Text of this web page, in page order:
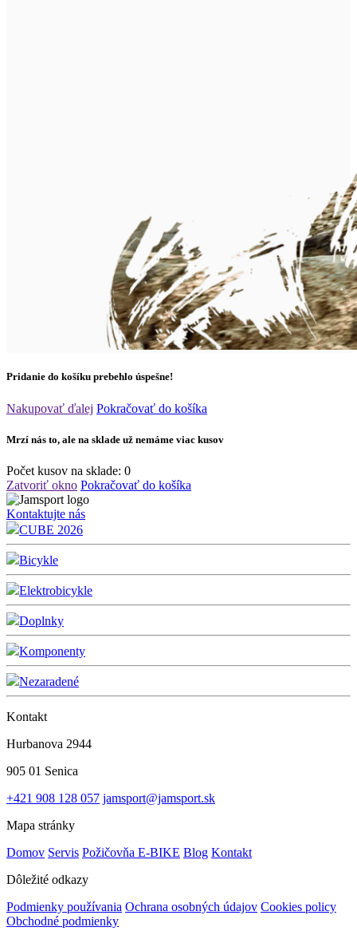
Pridanie do košíku prebehlo úspešne!
Nakupovať ďalej Pokračovať do košíka
Mrzí nás to, ale na sklade už nemáme viac kusov
Počet kusov na sklade: 0
Zatvoriť okno Pokračovať do košíka
Kontaktujte nás
CUBE 2026
Bicykle
Elektrobicykle
Doplnky
Komponenty
Nezaradené
Kontakt
Hurbanova 2944
905 01 Senica
+421 908 128 057 jamsport@jamsport.sk
Mapa stránky
Domov Servis Požičovňa E-BIKE Blog Kontakt
Dôležité odkazy
Podmienky používania Ochrana osobných údajov Cookies policy
Obchodné podmienky